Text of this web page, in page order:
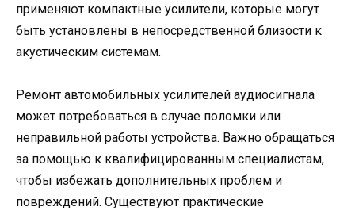
применяют компактные усилители, которые могут
быть установлены в непосредственной близости к
акустическим системам.
Ремонт автомобильных усилителей аудиосигнала
может потребоваться в случае поломки или
неправильной работы устройства. Важно обращаться
за помощью к квалифицированным специалистам,
чтобы избежать дополнительных проблем и
повреждений. Существуют практические